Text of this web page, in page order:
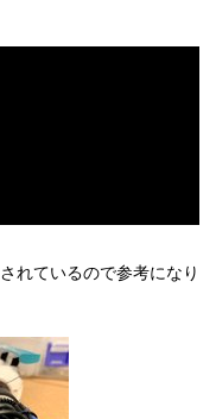
れているので参考になり